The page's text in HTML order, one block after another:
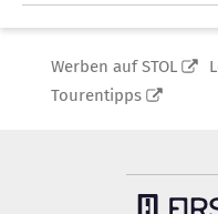
Werben auf STOL
Tourentipps